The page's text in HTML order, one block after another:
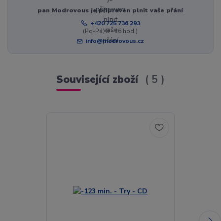
pan Modrovous je připraven plnit vaše přání
+420 725 736 293
(Po-Pá, 8 - 16 hod.)
info@modrovous.cz
Související zboží 5